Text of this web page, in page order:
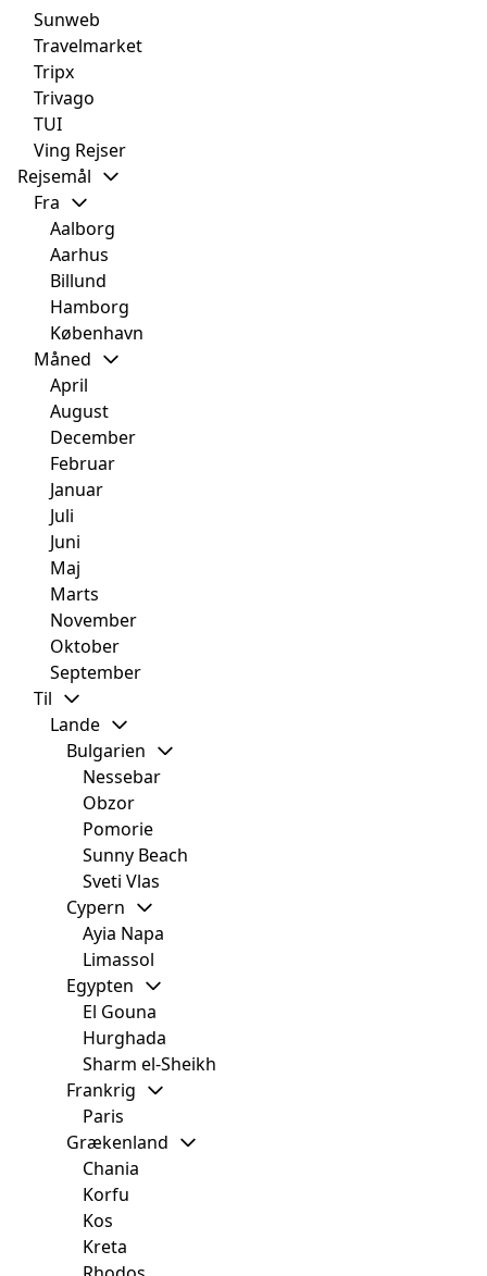
Sunweb
Travelmarket
Tripx
Trivago
TUI
Ving Rejser
Rejsemål
Fra
Aalborg
Aarhus
Billund
Hamborg
København
Måned
April
August
December
Februar
Januar
Juli
Juni
Maj
Marts
November
Oktober
September
Til
Lande
Bulgarien
Nessebar
Obzor
Pomorie
Sunny Beach
Sveti Vlas
Cypern
Ayia Napa
Limassol
Egypten
El Gouna
Hurghada
Sharm el-Sheikh
Frankrig
Paris
Grækenland
Chania
Korfu
Kos
Kreta